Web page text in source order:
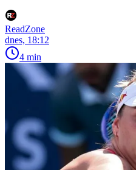
ReadZone
dnes, 18:12
4 min